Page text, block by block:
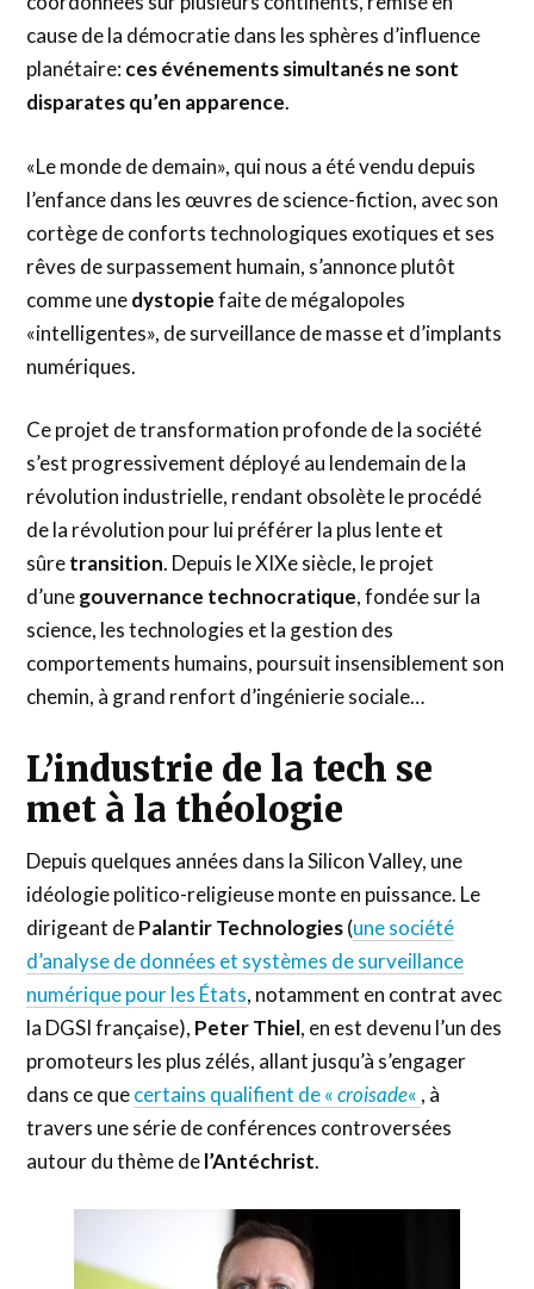
cause de la démocratie dans les sphères d’influence
planétaire:ces événements simultanés ne sont
disparates qu’en apparence.
«Le monde de demain», qui nous a été vendu depuis
l’enfance dans les œuvres de science-fiction, avec son
cortège de conforts technologiques exotiques et ses
rêves de surpassement humain, s’annonce plutôt
comme unedystopiefaite de mégalopoles
«intelligentes», de surveillance de masse et d’implants
numériques.
Ce projet de transformation profonde de la société
s’est progressivement déployé au lendemain de la
révolution industrielle, rendant obsolète le procédé
de la révolution pour lui préférer la plus lente et
sûretransition. Depuis le XIXe siècle, le projet
d’unegouvernance technocratique, fondée sur la
science, les technologies et la gestion des
comportements humains, poursuit insensiblement son
chemin, à grand renfort d’ingénierie sociale…
L’industrie de la tech se
met à la théologie
Depuis quelques années dans la Silicon Valley, une
idéologie politico-religieuse monte en puissance. Le
dirigeant dePalantir Technologies(une société
d’analyse de données et systèmes de surveillance
numérique pour les États, notamment en contrat avec
la DGSI française), Peter Thiel, en est devenu l’un des
promoteurs les plus zélés, allant jusqu’à s’engager
dans ce quecertains qualifient de «croisade« , à
travers une série de conférences controversées
autour du thème del’Antéchrist.